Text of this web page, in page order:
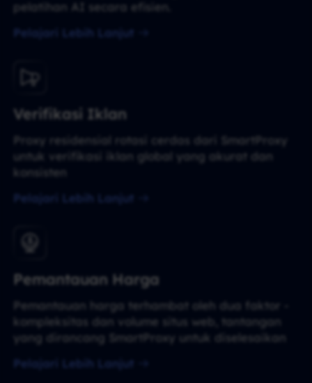
pelatihan AI secara efisien.
Pelajari Lebih Lanjut
Verifikasi Iklan
Proxy residensial rotasi cerdas dari SmartProxy
untuk verifikasi iklan global yang akurat dan
konsisten
Pelajari Lebih Lanjut
Pemantauan Harga
Pemantauan harga terhambat oleh dua faktor -
kompleksitas dan volume situs web, tantangan
yang dirancang SmartProxy untuk diselesaikan
Pelajari Lebih Lanjut